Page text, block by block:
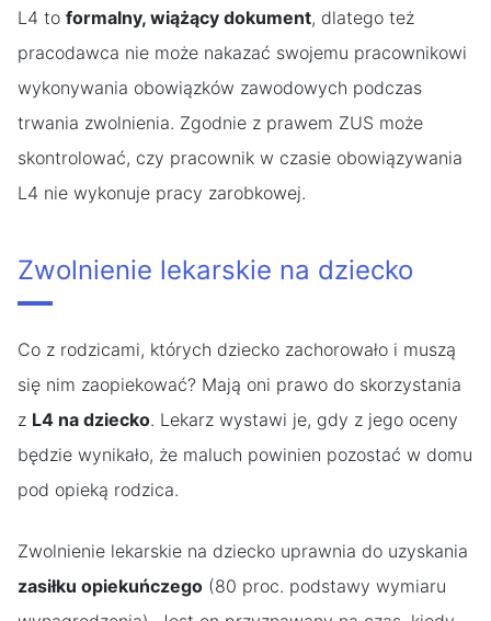
L4 to formalny, wiążący dokument, dlatego też
pracodawca nie może nakazać swojemu pracownikowi
wykonywania obowiązków zawodowych podczas
trwania zwolnienia. Zgodnie z prawem ZUS może
skontrolować, czy pracownik w czasie obowiązywania
L4 nie wykonuje pracy zarobkowej.
Zwolnienie lekarskie na dziecko
Co z rodzicami, których dziecko zachorowało i muszą
się nim zaopiekować? Mają oni prawo do skorzystania
z L4 na dziecko. Lekarz wystawi je, gdy z jego oceny
będzie wynikało, że maluch powinien pozostać w domu
pod opieką rodzica.
Zwolnienie lekarskie na dziecko uprawnia do uzyskania
zasiłku opiekuńczego (80 proc. podstawy wymiaru